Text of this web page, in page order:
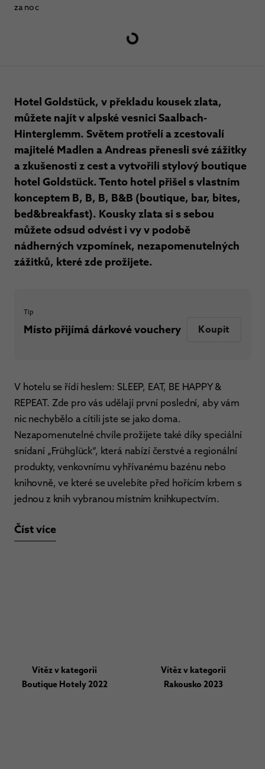
za noc
Hotel Goldstück, v překladu kousek zlata,
můžete najít v alpské vesnici Saalbach-
Hinterglemm. Světem protřelí a zcestovalí
majitelé Madlen a Andreas přenesli své zážitky
a zkušenosti z cest a vytvořili stylový boutique
hotel Goldstück. Tento hotel přišel s vlastním
konceptem B, B, B, B&B (boutique, bar, bites,
bed&breakfast). Kousky zlata si s sebou
můžete odsud odvést i vy v podobě
nádherných vzpomínek, nezapomenutelných
zážitků, které zde prožijete.
Tip
Místo přijímá dárkové vouchery Koupit
V hotelu se řídí heslem: SLEEP, EAT, BE HAPPY &
REPEAT. Zde pro vás udělají první poslední, aby vám
nic nechybělo a cítili jste se jako doma.
Nezapomenutelné chvíle prožijete také díky speciální
snídaní „Frühglück“, která nabízí čerstvé a regionální
produkty, venkovnímu vyhřívanému bazénu nebo
knihovně, ve které se uvelebíte před hořícím krbem s
jednou z knih vybranou místním knihkupectvím.
Číst více
Vítěz v kategorii
Boutique Hotely 2022
Vítěz v kategorii
Rakousko 2023